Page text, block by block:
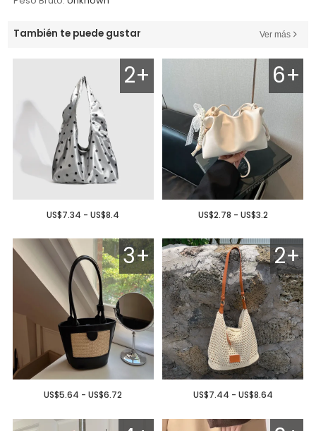
También te puede gustar Ver más
2+
US$7.34 - US$8.4
6+
US$2.78 - US$3.2
3+
US$5.64 - US$6.72
2+
US$7.44 - US$8.64